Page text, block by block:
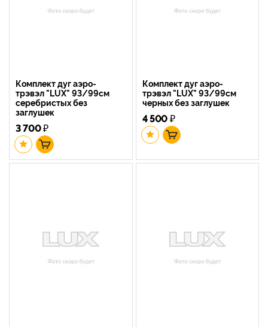
Комплект дуг аэро-
трэвэл "LUX" 93/99см
серебристых без
заглушек
3 700₽
Комплект дуг аэро-
трэвэл "LUX" 93/99см
черных без заглушек
4 500₽